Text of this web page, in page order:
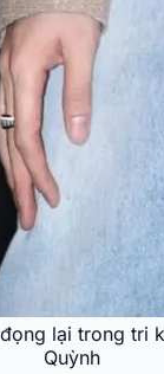
lại trong tri
Quỳnh